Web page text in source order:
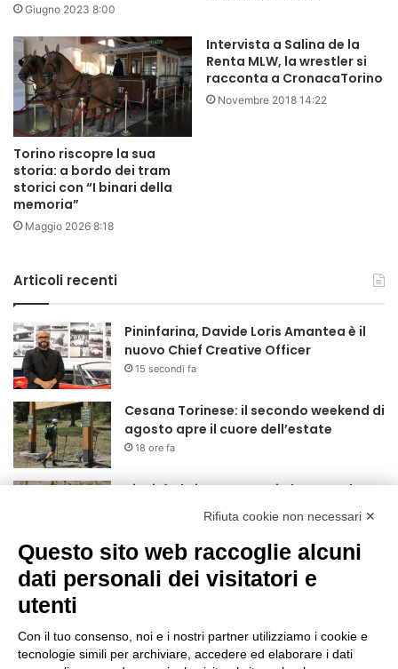
Giugno 2023 8:00
Torino riscopre la sua
storia: a bordo dei tram
storici con “I binari della
memoria”
Maggio 2026 8:18
Intervista a Salina de la
Renta MLW, la wrestler si
racconta a CronacaTorino
Novembre 2018 14:22
Articoli recenti
Pininfarina, Davide Loris Amantea è il
nuovo Chief Creative Officer
15 secondi fa
Cesana Torinese: il secondo weekend di
agosto apre il cuore dell’estate
18 ore fa
Siccità: Il Piemonte avvia le procedure
per la richiesta dello stato di calamità
19 ore fa
Reale Mutua, ecco il programma del
Nidi comunali: dalla Regione 1,5 milioni
Rifiuta cookie non necessari ✕
Questo sito web raccoglie alcuni
dati personali dei visitatori e
utenti
Con il tuo consenso, noi e i nostri partner utilizziamo i cookie e
tecnologie simili per archiviare, accedere ed elaborare i dati